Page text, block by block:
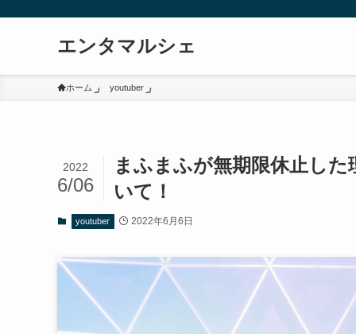
エンタマルシェ
ホーム youtuber
まふまふが無期限休止し
いて！
2022
6/06
youtuber 2022年6月6日